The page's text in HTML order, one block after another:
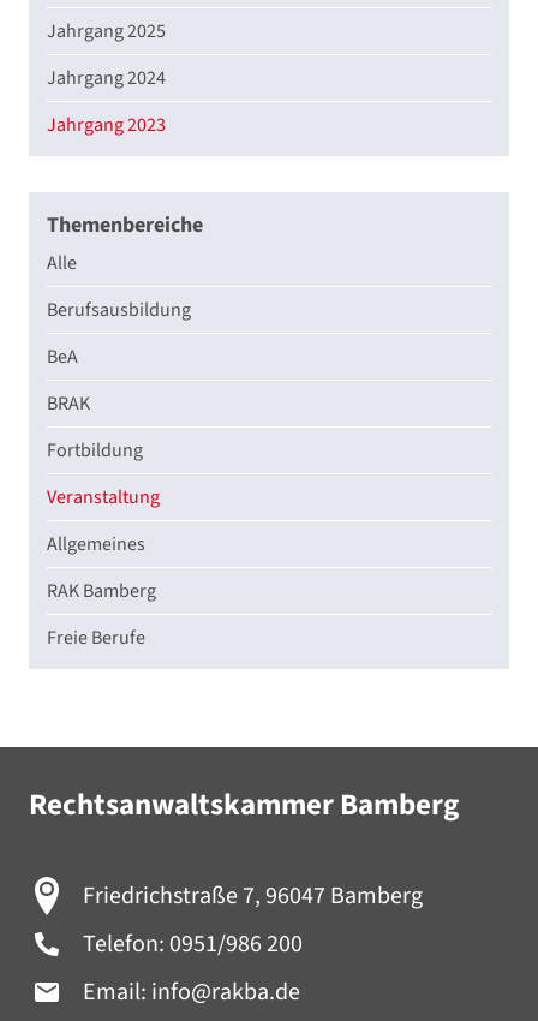
Jahrgang 2025
Jahrgang 2024
Jahrgang 2023
Themenbereiche
Alle
Berufsausbildung
BeA
BRAK
Fortbildung
Veranstaltung
Allgemeines
RAK Bamberg
Freie Berufe
Rechtsanwaltskammer Bamberg
Friedrichstraße 7, 96047 Bamberg
Telefon: 0951/986 200
Email: info@rakba.de